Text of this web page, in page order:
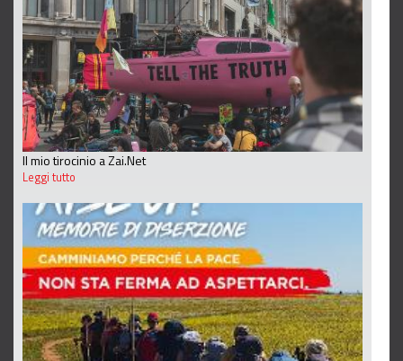
Il mio tirocinio a Zai.Net
Leggi tutto